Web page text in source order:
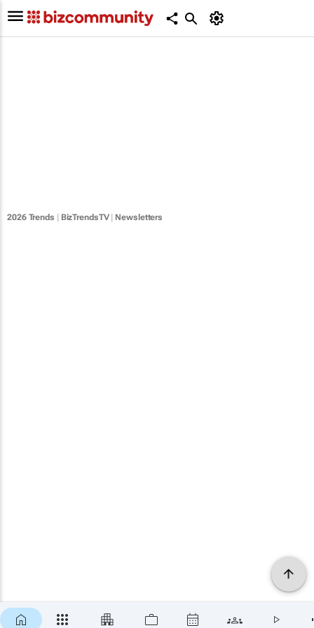
2026 Trends BizTrendsTV| Newsletters